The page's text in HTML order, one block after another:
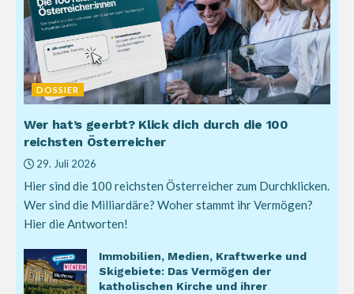
DOSSIER
Wer hat’s geerbt? Klick dich durch die 100
reichsten Österreicher
29. Juli 2026
Hier sind die 100 reichsten Österreicher zum Durchklicken.
Wer sind die Milliardäre? Woher stammt ihr Vermögen?
Hier die Antworten!
Immobilien, Medien, Kraftwerke und
Skigebiete: Das Vermögen der
katholischen Kirche und ihrer